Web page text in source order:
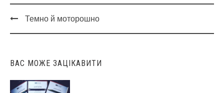
Post
Темно й моторошно
ВАС МОЖЕ ЗАЦІКАВИТИ